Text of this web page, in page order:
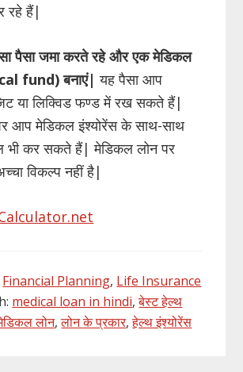
रहे हैं|
सा पैसा जमा करते रहे और एक मेडिकल
fund) बनाएं| यह पैसा आप
या लिक्विड फण्ड में रख सकते हैं|
आप मेडिकल इंश्योरेंस के साथ-साथ
भी कर सकते हैं| मेडिकल लोन पर
विकल्प नहीं है|
Financial Planning, Life Insurance
medical loan in hindi,बेस्ट हेल्थ
लोन,लोन के प्रकार,हेल्थ इंश्योरेंस